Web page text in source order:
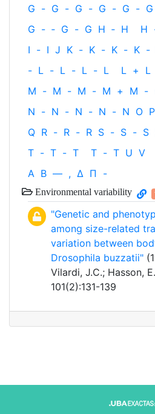
G - G - G - G - G - G
G - ‐ G - G H ‐ H H
I - I J K - K - K - K -
- L - L - L - L L + L
M - M - M - M + M -
N - N - N - N - N O P
Q R - R - R S - S - S
T - T - T T - T U V
Α Β — , Δ Π -
Environmental variability
"Genetic and
among size-related
variation between
Drosophila buzzatii"
Vilardi, J.C.; Hasson,
101(2):131-139